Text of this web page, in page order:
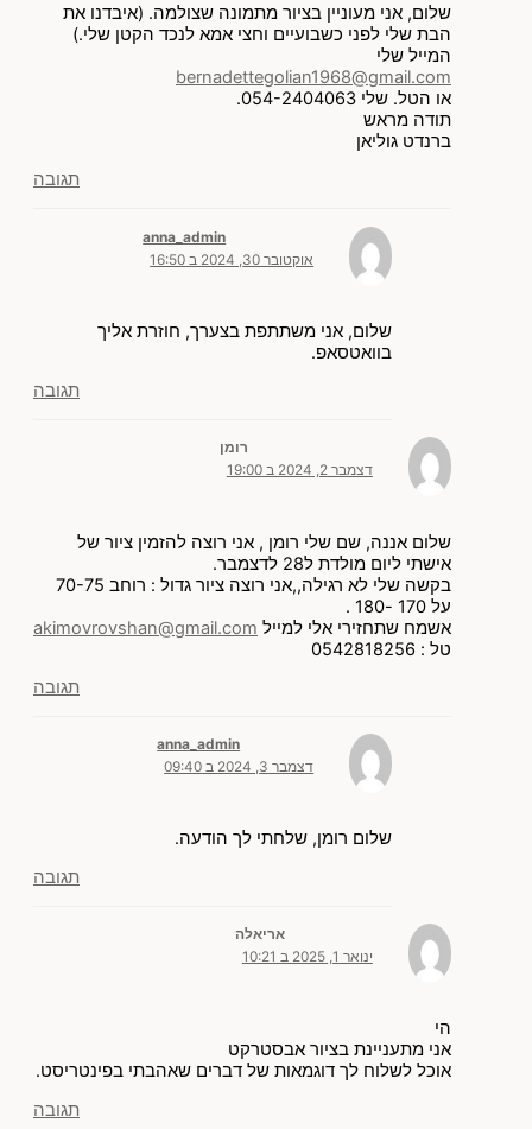
שלום, אני מעוניין בציור מתמונה שצולמה. (איבדנו את
הבת שלי לפני כשבועיים וחצי אמא לנכד הקטן שלי.)
המייל שלי
bernadettegolian1968@gmail.com
או הטל. שלי 054-2404063.
תודה מראש
ברנדט גוליאן
תגובה
anna_admin
אוקטובר 30, 2024 ב 16:50
שלום, אני משתתפת בצערך, חוזרת אליך
בוואטסאפ.
תגובה
רומן
דצמבר 2, 2024 ב 19:00
שלום אננה, שם שלי רומן , אני רוצה להזמין ציור של
אישתי ליום מולדת ל28 לדצמבר.
בקשה שלי לא רגילה,,אני רוצה ציור גדול : רוחב 70-75
על 170 -180 .
אשמח שתחזירי אלי למייל akimovrovshan@gmail.com
טל : 0542818256
תגובה
anna_admin
דצמבר 3, 2024 ב 09:40
שלום רומן, שלחתי לך הודעה.
תגובה
אריאלה
ינואר 1, 2025 ב 10:21
הי
אני מתעניינת בציור אבסטרקט
אוכל לשלוח לך דוגמאות של דברים שאהבתי בפינטריסט.
תגובה